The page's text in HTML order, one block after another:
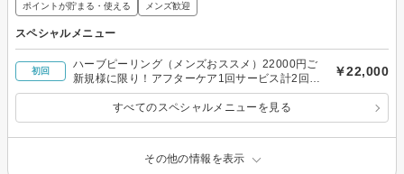
ポイントが貯まる・使える メンズ歓迎
スペシャルメニュー
初回
ハーブピーリング（メンズおススメ）22000円ご
新規様に限り！アフターケア1回サービス計2回コ
ース♪
￥22,000
すべてのスペシャルメニューを見る
その他の情報を表示